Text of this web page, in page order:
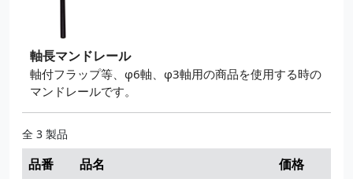
軸長マンドレール
軸付フラップ等、φ6軸、φ3軸用の商品を使用する時の
マンドレールです。
全 3 製品
品番 品名
価格